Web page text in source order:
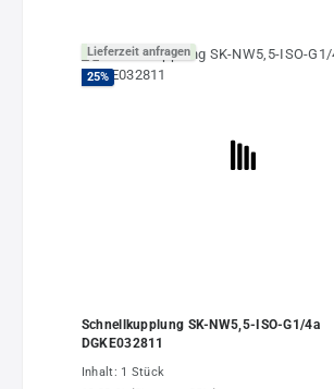
Lieferzeit anfragen
25%
Schnellkupplung SK-NW5,5-ISO-G1/4a
DGKE032811
Inhalt: 1 Stück